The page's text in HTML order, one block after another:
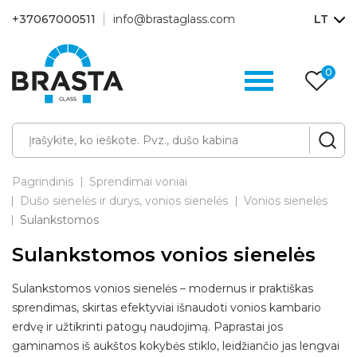
+37067000511 info@brastaglass.com LT
0
Pagrindinis
Sprendimai voniai
Dušo sienelės ir durys, vonios sienelės
Vonios sienelės
Sulankstomos
Sulankstomos vonios sienelės
Sulankstomos vonios sienelės – modernus ir praktiškas
sprendimas, skirtas efektyviai išnaudoti vonios kambario
erdvę ir užtikrinti patogų naudojimą. Paprastai jos
gaminamos iš aukštos kokybės stiklo, leidžiančio jas lengvai